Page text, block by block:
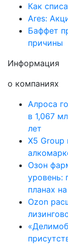
Как
Ares:
Баффет
причины
Информация
о компаниях
Алроса
в 1,067
лет
X5 Group
Озон
уровень:
планах
Ozon